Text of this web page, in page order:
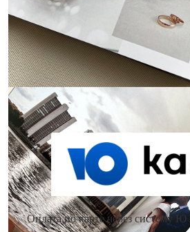
Как оплатить
Оплата по карте через систему Ю